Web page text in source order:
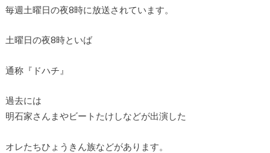
毎週土曜日の夜8時に放送されています。
土曜日の夜8時といば
通称『ドハチ』
過去には
明石家さんまやビートたけしなどが出演した
オレたちひょうきん族などがあります。